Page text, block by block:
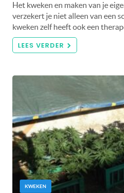
Het kweken en maken van je
verzekert je niet alleen van een
kweken zelf heeft ook een
LEES VERDER
KWEKEN